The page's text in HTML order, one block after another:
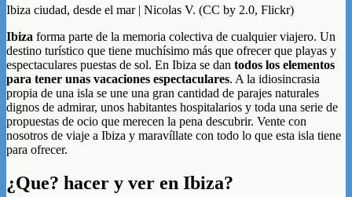
Ibiza ciudad, desde el mar | Nicolas V. (CC by 2.0, Flickr)
Ibiza forma parte de la memoria colectiva de cualquier viajero. Un
destino turístico que tiene muchísimo más que ofrecer que playas y
espectaculares puestas de sol. En Ibiza se dan todos los elementos
para tener unas vacaciones espectaculares. A la idiosincrasia
propia de una isla se une una gran cantidad de parajes naturales
dignos de admirar, unos habitantes hospitalarios y toda una serie de
propuestas de ocio que merecen la pena descubrir. Vente con
nosotros de viaje a Ibiza y maravíllate con todo lo que esta isla tiene
para ofrecer.
¿Que? hacer y ver en Ibiza?